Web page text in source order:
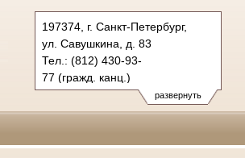
развернуть
197374, г. Санкт-Петербург,
ул. Савушкина, д. 83
Тел.: (812) 430-93-
77 (гражд. канц.)
(812) 430-93-88 (угол. канц.)
primorsky.spb@sudrf.ru